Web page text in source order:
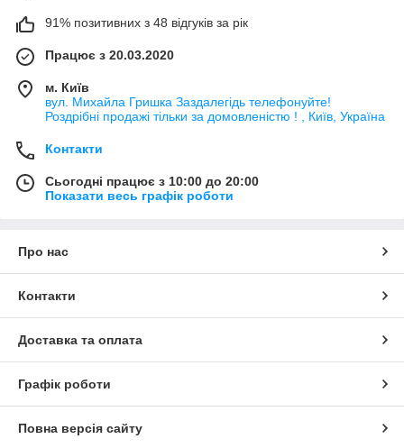
91% позитивних з 48 відгуків за рік
Працює з 20.03.2020
м. Київ
вул. Михайла Гришка Заздалегiдь телефонуйте!
Роздрібні продажі тiльки за домовленістю ! , Київ, Україна
Контакти
Сьогодні працює з 10:00 до 20:00
Показати весь графік роботи
Про нас
Контакти
Доставка та оплата
Графік роботи
Повна версія сайту